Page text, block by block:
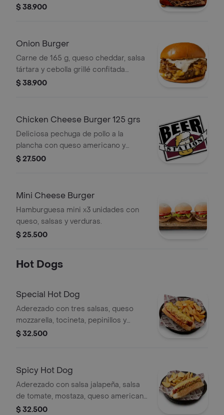
crispy, tomate en rodajas y lechuga,
$ 38.900
Onion Burger
Carne de 165 g, queso cheddar, salsa
tártara y cebolla grillé confitada
acompañado de papas en casco.
$ 38.900
Chicken Cheese Burger 125 grs
Deliciosa pechuga de pollo a la
plancha con queso americano y
vegetales.
$ 27.500
Mini Cheese Burger
Hamburguesa mini x3 unidades con
queso, salsas y verduras.
$ 25.500
Hot Dogs
Special Hot Dog
Aderezado con tres salsas, queso
mozzarella, tocineta, pepinillos y
tortillas de maiz trituradas,
$ 32.500
Spicy Hot Dog
Aderezado con salsa jalapeña, salsa
de tomate, mostaza, queso americano
y tortillas de maíz triturada,
$ 32.500